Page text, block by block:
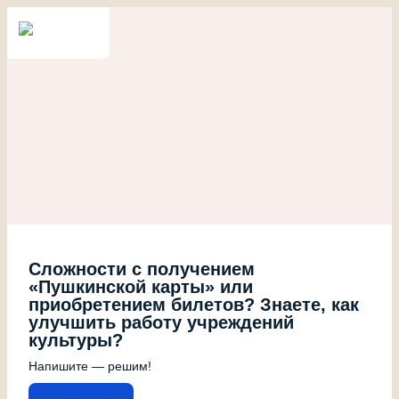
Сложности с получением
«Пушкинской карты» или
приобретением билетов? Знаете, как
улучшить работу учреждений
культуры?
Напишите — решим!